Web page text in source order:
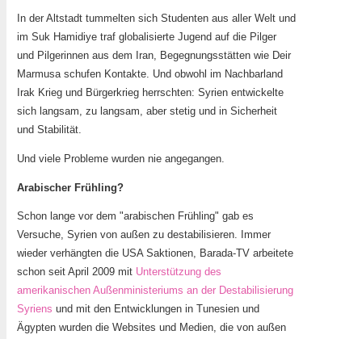
In der Altstadt tummelten sich Studenten aus aller Welt und
im Suk Hamidiye traf globalisierte Jugend auf die Pilger
und Pilgerinnen aus dem Iran, Begegnungsstätten wie Deir
Marmusa schufen Kontakte. Und obwohl im Nachbarland
Irak Krieg und Bürgerkrieg herrschten: Syrien entwickelte
sich langsam, zu langsam, aber stetig und in Sicherheit
und Stabilität.
Und viele Probleme wurden nie angegangen.
Arabischer Frühling?
Schon lange vor dem "arabischen Frühling" gab es
Versuche, Syrien von außen zu destabilisieren. Immer
wieder verhängten die USA Saktionen, Barada-TV arbeitete
schon seit April 2009 mit Unterstützung des
amerikanischen Außenministeriums an der Destabilisierung
Syriens und mit den Entwicklungen in Tunesien und
Ägypten wurden die Websites und Medien, die von außen